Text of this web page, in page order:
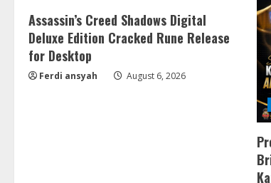
Assassin’s Creed Shadows Digital
Deluxe Edition Cracked Rune Release
for Desktop
Ferdi ansyah August 6, 2026